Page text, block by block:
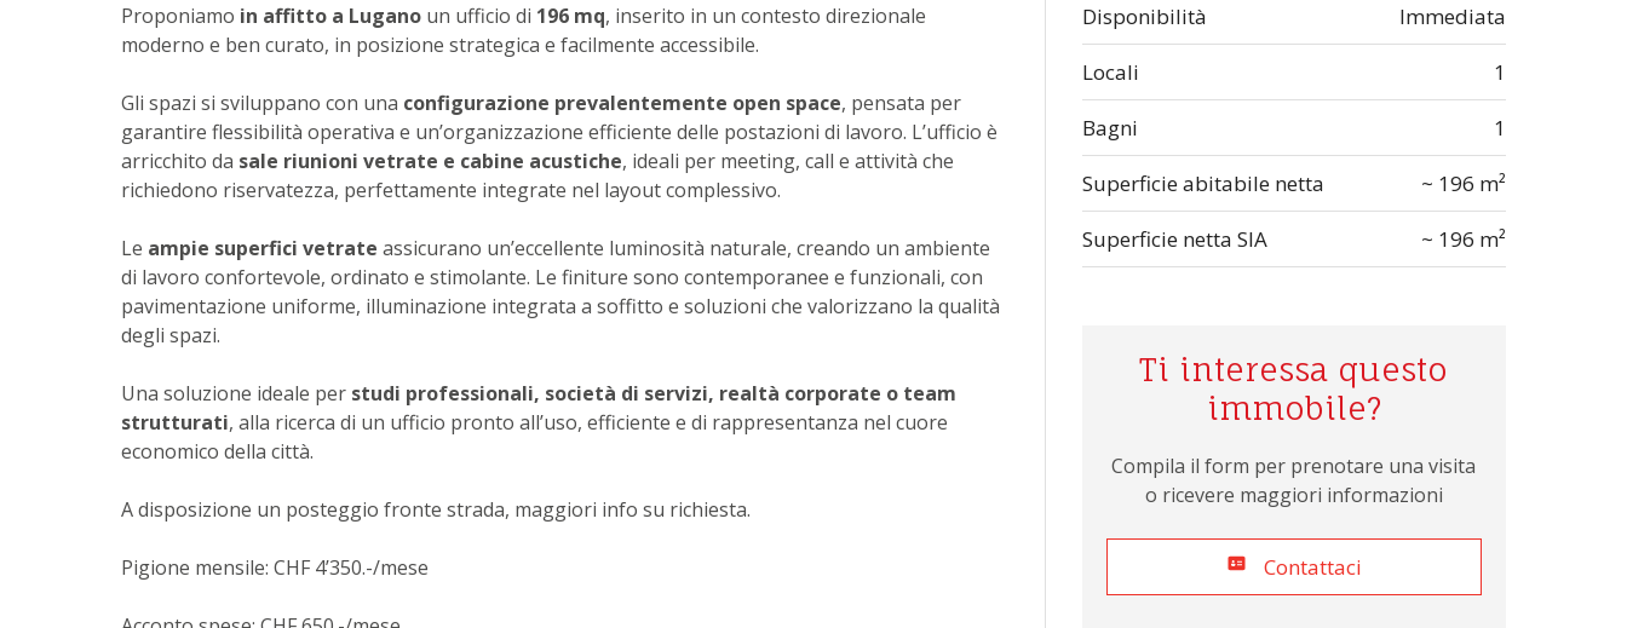
Proponiamo in affitto a Lugano un ufficio di 196 mq, inserito in un contesto direzionale
moderno e ben curato, in posizione strategica e facilmente accessibile.
Gli spazi si sviluppano con una configurazione prevalentemente open space, pensata per
garantire flessibilità operativa e un’organizzazione efficiente delle postazioni di lavoro. L’ufficio è
arricchito da sale riunioni vetrate e cabine acustiche, ideali per meeting, call e attività che
richiedono riservatezza, perfettamente integrate nel layout complessivo.
Le ampie superfici vetrate assicurano un’eccellente luminosità naturale, creando un ambiente
di lavoro confortevole, ordinato e stimolante. Le finiture sono contemporanee e funzionali, con
pavimentazione uniforme, illuminazione integrata a soffitto e soluzioni che valorizzano la qualità
degli spazi.
Una soluzione ideale per studi professionali, società di servizi, realtà corporate o team
strutturati, alla ricerca di un ufficio pronto all’uso, efficiente e di rappresentanza nel cuore
economico della città.
A disposizione un posteggio fronte strada, maggiori info su richiesta.
Pigione mensile: CHF 4’350.-/mese
Disponibilità
Immediata
Locali
1
Bagni
1
Superficie abitabile netta
~ 196 m²
Superficie netta SIA
~ 196 m²
Ti interessa questo
immobile?
Compila il form per prenotare una visita
o ricevere maggiori informazioni
Contattaci